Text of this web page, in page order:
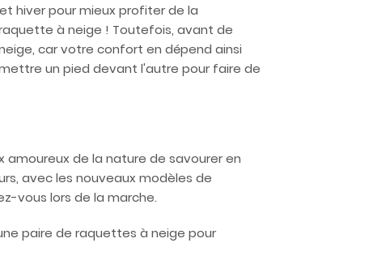
hiver pour mieux profiter de la
à neige ! Toutefois, avant de
car votre confort en dépend ainsi
un pied devant l'autre pour faire de
de la nature de savourer en
avec les nouveaux modèles de
vous lors de la marche.
paire de raquettes à neige pour